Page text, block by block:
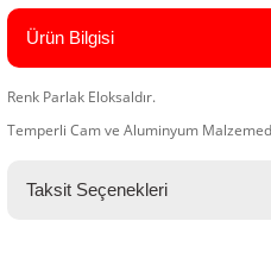
Ürün Bilgisi
Renk Parlak Eloksaldır.
Temperli Cam ve Aluminyum
Taksit Seçenekleri